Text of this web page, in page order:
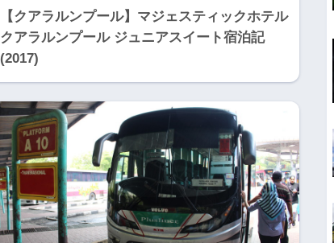
【クアラルンプール】マジェスティックホテル
クアラルンプール ジュニアスイート宿泊記
(2017)